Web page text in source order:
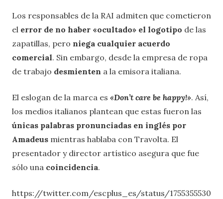
Los responsables de la RAI admiten que cometieron
el error de no haber «ocultado» el logotipo de las
zapatillas, pero niega cualquier acuerdo
comercial. Sin embargo, desde la empresa de ropa
de trabajo desmienten a la emisora italiana.
El eslogan de la marca es «Don’t care be happy!». Así,
los medios italianos plantean que estas fueron las
únicas palabras pronunciadas en inglés por
Amadeus mientras hablaba con Travolta. El
presentador y director artístico asegura que fue
sólo una coincidencia.
https://twitter.com/escplus_es/status/1755355530